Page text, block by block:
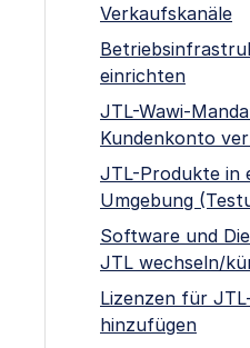
Verkaufskanäle
einrichten
JTL-Wawi-
Kundenkonto
JTL-Produkte in
Umgebung
Software und
JTL wechseln/
Lizenzen für
hinzufügen